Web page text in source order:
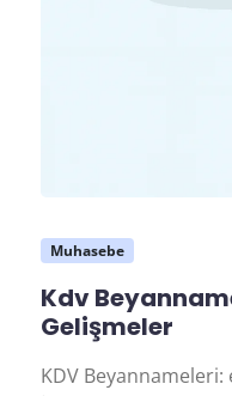
Muhasebe
Kdv
Gelişmeler
KDV Beyannameleri: